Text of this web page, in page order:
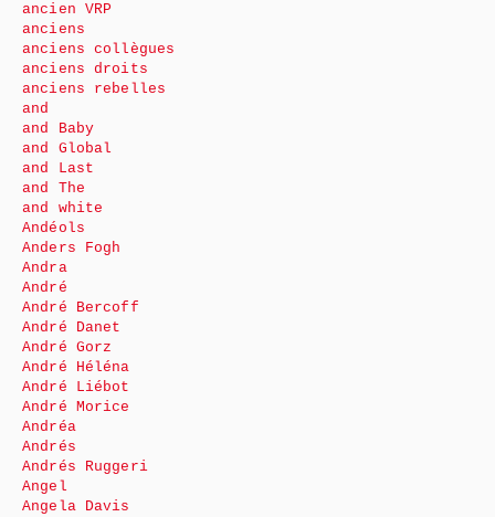
ancien VRP
anciens
anciens collègues
anciens droits
anciens rebelles
and
and Baby
and Global
and Last
and The
and white
Andéols
Anders Fogh
Andra
André
André Bercoff
André Danet
André Gorz
André Héléna
André Liébot
André Morice
Andréa
Andrés
Andrés Ruggeri
Angel
Angela Davis